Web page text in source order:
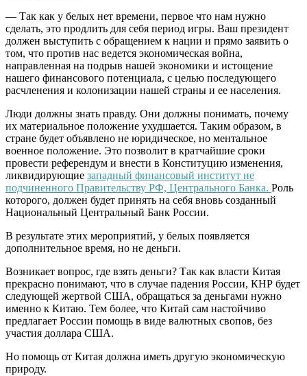
— Так как у белых нет времени, первое что нам нужно
сделать, это продлить для себя период игры. Ваш президент
должен выступить с обращением к нации и прямо заявить о
том, что против нас ведется экономическая война,
направленная на подрыв нашей экономики и истощение
нашего финансового потенциала, с целью последующего
расчленения и колонизации нашей страны и ее населения.
Люди должны знать правду. Они должны понимать, почему
их материальное положение ухудшается. Таким образом, в
стране будет объявлено не юридическое, но ментальное
военное положение. Это позволит в кратчайшие сроки
провести референдум и внести в Конституцию изменения,
ликвидирующие западный финансовый институт не
подчиненного Правительству РФ, Центрального Банка. Роль
которого, должен будет принять на себя вновь созданный
Национальный Центральный Банк России.
В результате этих мероприятий, у белых появляется
дополнительное время, но не деньги.
Возникает вопрос, где взять деньги? Так как власти Китая
прекрасно понимают, что в случае падения России, КНР будет
следующей жертвой США, обращаться за деньгами нужно
именно к Китаю. Тем более, что Китай сам настойчиво
предлагает России помощь в виде валютных свопов, без
участия доллара США.
Но помощь от Китая должна иметь другую экономическую
природу.